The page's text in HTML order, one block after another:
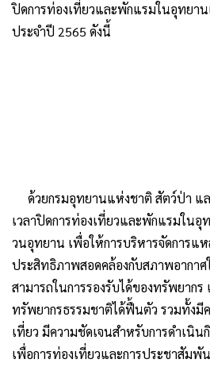
ปิดการท่องเที่ยวและพักแรมในอุทยา
ประจำปี 2565​ ดังนี้
ด้วยกรมอุทยานแห่งชาติ สัตว์ป่า แ
เวลาปิดการท่องเที่ยวและพักแรมใน
วนอุทยาน เพื่อให้การบริหารจัดการแ
ประสิทธิภาพสอดคล้องกับสภาพอากา
สามารถในการรองรับได้ของทรัพยากร
ทรัพยากรธรรมชาติได้ฟื้นตัว รวมทั้งมี
เที่ยว มีความชัดเจนสำหรับการดำเนิ
เพื่อการท่องเที่ยวและการประชาสัมพั